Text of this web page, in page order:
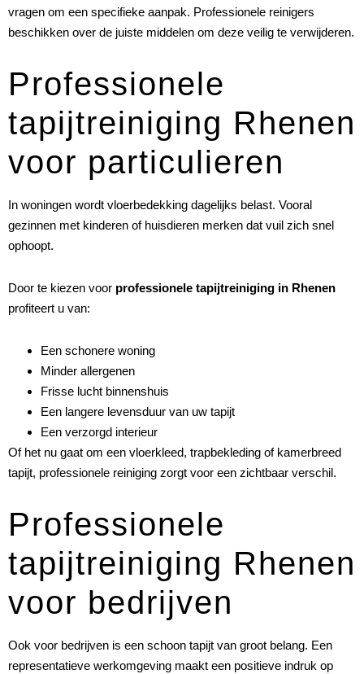
vragen om een specifieke aanpak. Professionele reinigers
beschikken over de juiste middelen om deze veilig te verwijderen.
Professionele
tapijtreiniging Rhenen
voor particulieren
In woningen wordt vloerbedekking dagelijks belast. Vooral
gezinnen met kinderen of huisdieren merken dat vuil zich snel
ophoopt.
Door te kiezen voor professionele tapijtreiniging in Rhenen
profiteert u van:
Een schonere woning
Minder allergenen
Frisse lucht binnenshuis
Een langere levensduur van uw tapijt
Een verzorgd interieur
Of het nu gaat om een vloerkleed, trapbekleding of kamerbreed
tapijt, professionele reiniging zorgt voor een zichtbaar verschil.
Professionele
tapijtreiniging Rhenen
voor bedrijven
Ook voor bedrijven is een schoon tapijt van groot belang. Een
representatieve werkomgeving maakt een positieve indruk op